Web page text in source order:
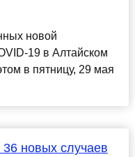
новой
19 в Алтайском
в пятницу, 29 мая
новых случаев